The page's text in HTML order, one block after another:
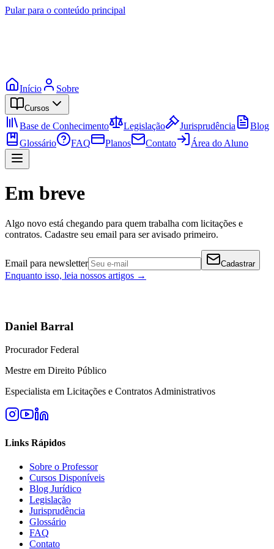
Pular para o conteúdo principal
Início Sobre
Cursos
Base de Conhecimento Legislação Jurisprudência
Blog
Glossário
FAQ Planos Contato Área do Aluno
Em breve
Algo novo está chegando para quem trabalha com licitações e
contratos. Cadastre seu email para ser avisado primeiro.
Email para newsletter Cadastrar
Enquanto isso, leia nossos artigos →
Daniel Barral
Procurador Federal
Mestre em Direito Público
Especialista em Licitações e Contratos Administrativos
Links Rápidos
Sobre o Professor
Cursos Disponíveis
Blog Jurídico
Legislação
Jurisprudência
Glossário
FAQ
Contato